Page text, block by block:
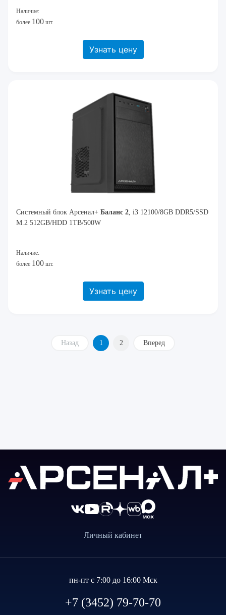
Наличие:
более 100 шт.
Узнать цену
Системный блок Арсенал+ Баланс 2, i3 12100/8GB DDR5/SSD
M.2 512GB/HDD 1TB/500W
Наличие:
более 100 шт.
Узнать цену
Назад 1 2 Вперед
Личный кабинет
пн-пт с 7:00 до 16:00 Мск
+7 (3452) 79-70-70